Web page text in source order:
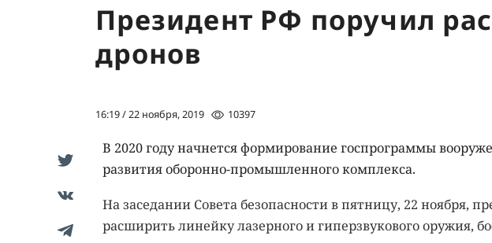
Президент РФ поручил
дронов
16:19 / 22 ноября, 2019 10397
В 2020 году начнется формирование госпрограммы
развития оборонно-промышленного комплекса.
На заседании Совета безопасности в пятницу, 22 ноября,
расширить линейку лазерного и гиперзвукового оружия,